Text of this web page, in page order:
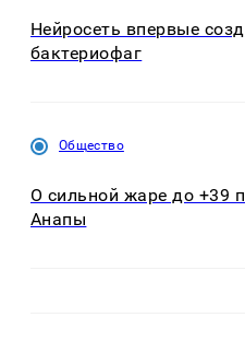
Нейросеть впервые
бактериофаг
Общество
О сильной жаре до +39
Анапы